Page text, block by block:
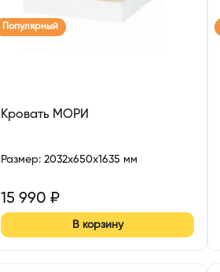
Популярный
Кровать МОРИ
Размер: 2032x650x1635 мм
15 990 ₽
В корзину